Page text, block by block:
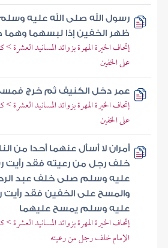
رسول الله صلى الله عليه
ظهر الخفين إذا لبسهما وهما
إتحاف الخيرة المهرة بزوائد المسانيد
على الخفين
عمر دخل الكنيف ثم خرج
إتحاف الخيرة المهرة بزوائد المسانيد
على الخفين
أمران لا أسأل عنهما أحدا من
خلف رجل من رعيته فقد رأيت
عليه وسلم صلى خلف عبد
والمسح على الخفين فقد رأيت
عليه وسلم يمسح عليهما
إتحاف الخيرة المهرة بزوائد المسانيد
الإمام خلف رجل من رعيته